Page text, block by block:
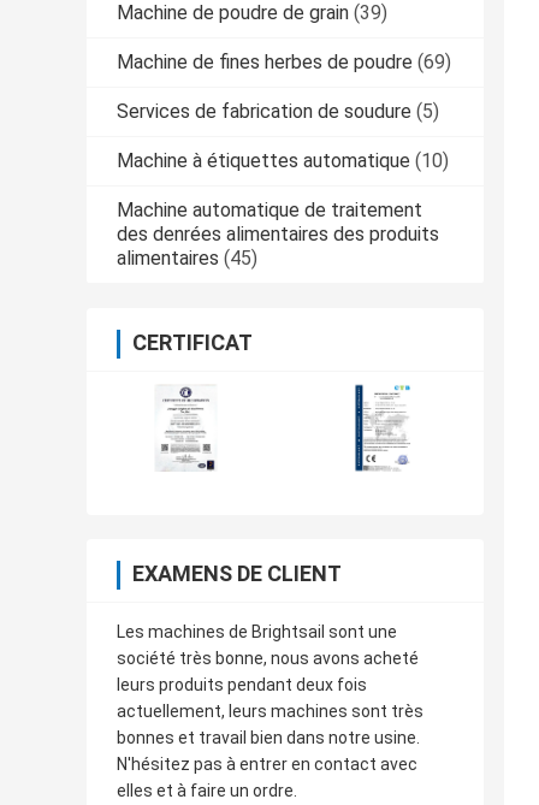
Machine de poudre de grain (39)
Machine de fines herbes de poudre (69)
Services de fabrication de soudure (5)
Machine à étiquettes automatique (10)
Machine automatique de traitement
des denrées alimentaires des produits
alimentaires (45)
CERTIFICAT
EXAMENS DE CLIENT
Les machines de Brightsail sont une
société très bonne, nous avons acheté
leurs produits pendant deux fois
actuellement, leurs machines sont très
bonnes et travail bien dans notre usine.
N'hésitez pas à entrer en contact avec
elles et à faire un ordre.